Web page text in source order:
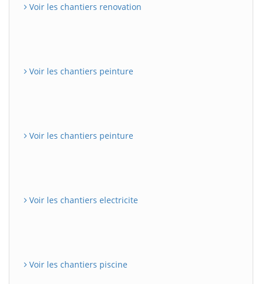
Voir les chantiers renovation
Voir les chantiers peinture
Voir les chantiers peinture
Voir les chantiers electricite
Voir les chantiers piscine